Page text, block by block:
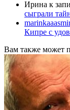
Ирина к
сыграли
Кипре с
Вам также может